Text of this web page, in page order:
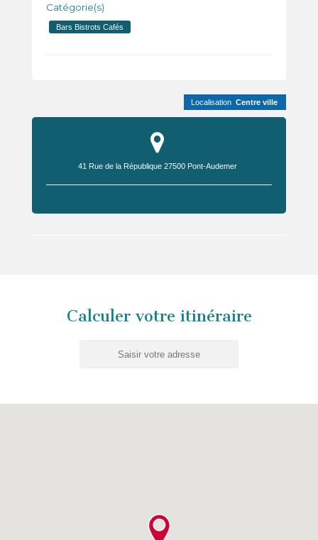
Catégorie(s)
Bars Bistrots Cafés
Localisation Centre ville
41 Rue de la République 27500 Pont-Audemer
Calculer votre itinéraire